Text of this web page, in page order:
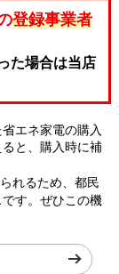
登録事業者
た場合は当店
エネ家電の購入
と、購入時に補
れるため、都民
す。ぜひこの機